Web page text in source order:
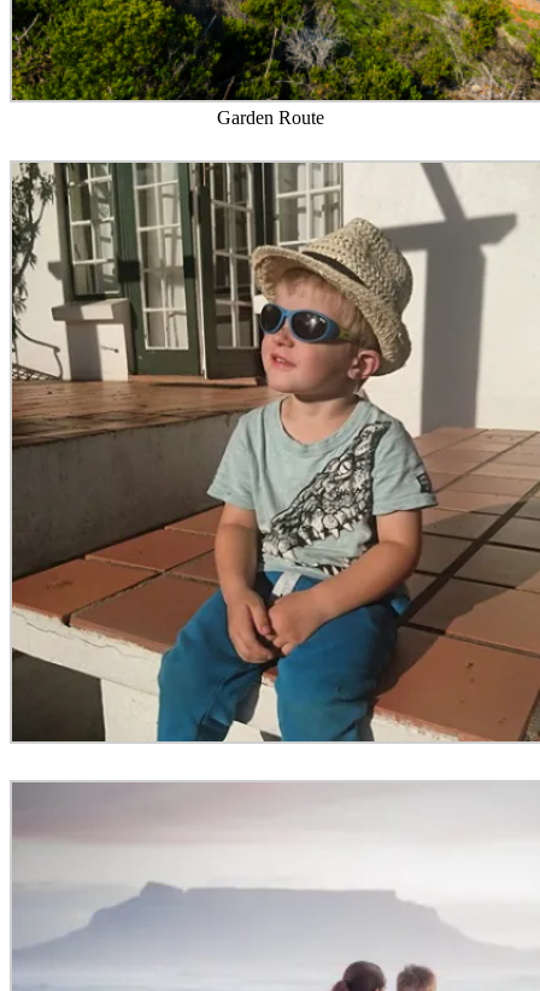
Garden Route